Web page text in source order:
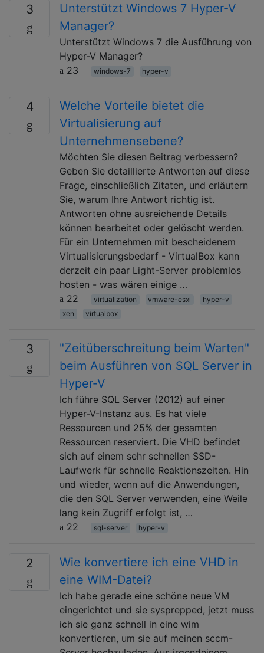
3
Unterstützt Windows 7 Hyper-V
Manager?
Unterstützt Windows 7 die Ausführung von
Hyper-V Manager?
23
windows-7 hyper-v
4
Welche Vorteile bietet die
Virtualisierung auf
Unternehmensebene?
Möchten Sie diesen Beitrag verbessern?
Geben Sie detaillierte Antworten auf diese
Frage, einschließlich Zitaten, und erläutern
Sie, warum Ihre Antwort richtig ist.
Antworten ohne ausreichende Details
können bearbeitet oder gelöscht werden.
Für ein Unternehmen mit bescheidenem
Virtualisierungsbedarf - VirtualBox kann
derzeit ein paar Light-Server problemlos
hosten - was wären einige …
22
virtualization vmware-esxi
hyper-v
xen
virtualbox
3
"Zeitüberschreitung beim Warten"
beim Ausführen von SQL Server in
Hyper-V
Ich führe SQL Server (2012) auf einer
Hyper-V-Instanz aus. Es hat viele
Ressourcen und 25% der gesamten
Ressourcen reserviert. Die VHD befindet
sich auf einem sehr schnellen SSD-
Laufwerk für schnelle Reaktionszeiten. Hin
und wieder, wenn auf die Anwendungen,
die den SQL Server verwenden, eine Weile
lang kein Zugriff erfolgt ist, …
22
sql-server hyper-v
2
Wie konvertiere ich eine VHD in
eine WIM-Datei?
Ich habe gerade eine schöne neue VM
eingerichtet und sie sysprepped, jetzt muss
ich sie ganz schnell in eine wim
konvertieren, um sie auf meinen sccm-